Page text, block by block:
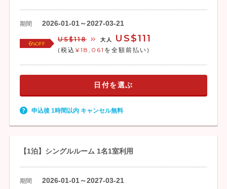
期間 2026-01-01～2027-03-21
6%OFF
US$118 大人 US$111
(税込 ¥18,061 を全額前払い)
日付を選ぶ
申込後 1時間以内 キャンセル無料
【1泊】シングルルーム 1名1室利用
期間 2026-01-01～2027-03-21